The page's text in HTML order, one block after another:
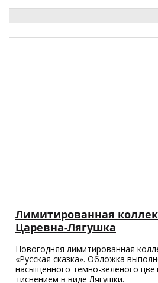
Лимитированная
Царевна-Лягушка
Новогодняя лимитированная
«Русская сказка». Обложка
насыщенного темно-зеленого
тиснением в виде Лягушки.